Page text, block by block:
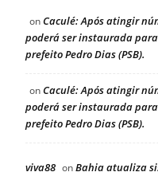
onCaculé: Após atingir
poderá ser instaurada
prefeito Pedro Dias (PSB).
onCaculé: Após atingir
poderá ser instaurada
prefeito Pedro Dias (PSB).
viva88 onBahia atualiza